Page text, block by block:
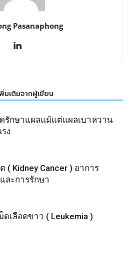
Pasanaphong
มเติมจากผู้เขียน
รักษาแผลแม้แต่แผลเบาหวาน
ง
( Kidney Cancer ) อาการ
ละการรักษา
ม็ดเลือดขาว ( Leukemia )